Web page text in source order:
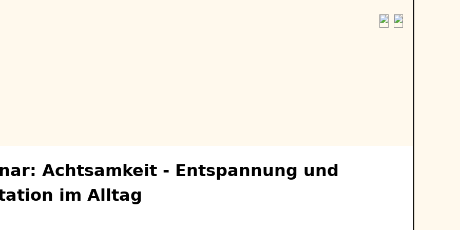
Achtsamkeit - Entspannung und
im Alltag